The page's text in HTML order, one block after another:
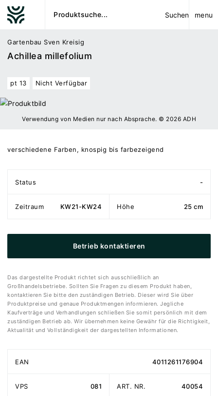
Suchen menu
Gartenbau Sven Kreisig
Achillea millefolium
pt 13 Nicht Verfügbar
Verwendung von Medien nur nach Absprache. © 2026 ADH
verschiedene Farben, knospig bis farbezeigend
Status -
Zeitraum KW21-KW24 Höhe 25 cm
Betrieb kontaktieren
Das dargestellte Produkt richtet sich ausschließlich an
Großhandelsbetriebe. Sollten Sie Fragen zu diesem Produkt haben,
kontaktieren Sie bitte den zuständigen Betrieb. Dieser wird Sie über
Produktpreise und genaue Produktmengen informieren. Jegliche
Kaufverträge und Verhandlungen schließen Sie somit persönlich mit dem
zuständigen Betrieb ab. Wir übernehmen keine Gewähr für die Richtigkeit,
Aktualität und Vollständigkeit der dargestellten Informationen.
EAN 4011261176904
VPS 081 ART. NR. 40054